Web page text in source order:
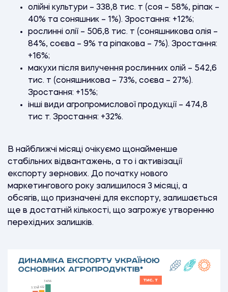
олійні культури – 338,8 тис. т (соя – 58%, ріпак –
40% та соняшник – 1%). Зростання: +12%;
рослинні олії – 506,8 тис. т (соняшникова олія –
84%, соєва – 9% та ріпакова – 7%). Зростання:
+16%;
макухи після вилучення рослинних олій – 542,6
тис. т (соняшникова – 73%, соєва – 27%).
Зростання: +15%;
інші види агропромислової продукції – 474,8
тис т. Зростання: +32%.
В найближчі місяці очікуємо щонайменше
стабільних відвантажень, а то і активізації
експорту зернових. До початку нового
маркетингового року залишилося 3 місяці, а
обсягів, що призначені для експорту, залишається
ще в достатній кількості, що загрожує утворенню
перехідних залишків.